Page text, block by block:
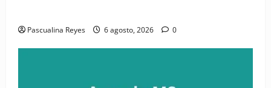
Pascualina Reyes 6 agosto, 2026 0